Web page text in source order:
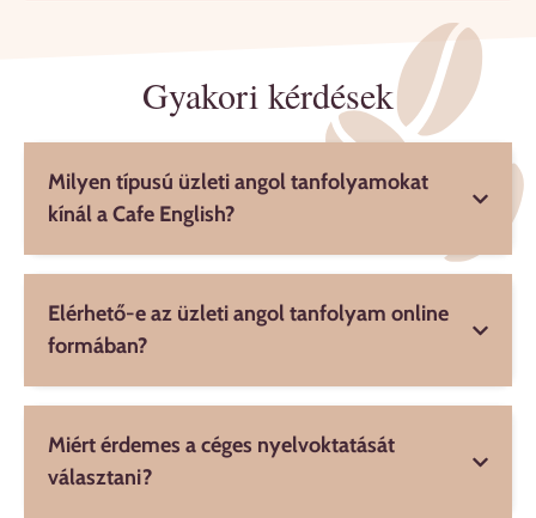
Gyakori kérdések
Milyen típusú üzleti angol tanfolyamokat
kínál a Cafe English?
Elérhető-e az üzleti angol tanfolyam online
formában?
Miért érdemes a céges nyelvoktatását
választani?